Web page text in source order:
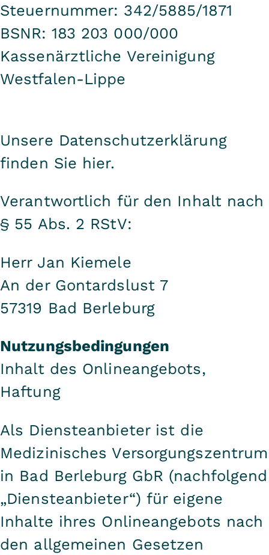
Steuernummer: 342/5885/1871
BSNR: 183 203 000/000
Kassenärztliche Vereinigung
Westfalen-Lippe
Unsere Datenschutzerklärung
finden Sie hier.
Verantwortlich für den Inhalt nach
§ 55 Abs. 2 RStV:
Herr Jan Kiemele
An der Gontardslust 7
57319 Bad Berleburg
Nutzungsbedingungen
Inhalt des Onlineangebots,
Haftung
Als Diensteanbieter ist die
Medizinisches Versorgungszentrum
in Bad Berleburg GbR (nachfolgend
„Diensteanbieter“) für eigene
Inhalte ihres Onlineangebots nach
den allgemeinen Gesetzen